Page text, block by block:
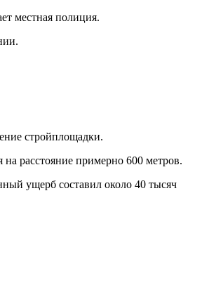
местная полиция.
стройплощадки.
расстояние примерно 600 метров.
ущерб составил около 40 тысяч